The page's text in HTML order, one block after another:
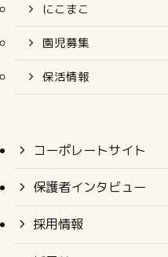
にこまこ
園児募集
保活情報
コーポレートサイト
保護者インタビュー
採用情報